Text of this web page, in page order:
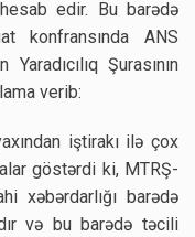
edir. Bu barədə
konfransında ANS
Şurasının
verib:
iştirakı ilə çox
göstərdi ki, MTRŞ-
xəbərdarlığı barədə
və bu barədə təcili